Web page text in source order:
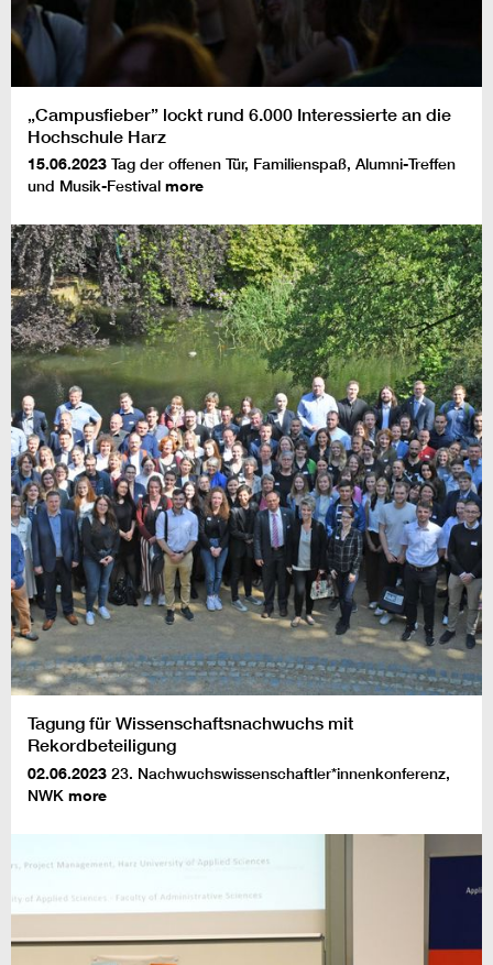
„Campusfieber” lockt rund 6.000 Interessierte an die
Hochschule Harz
15.06.2023 Tag der offenen Tür, Familienspaß, Alumni-Treffen
und Musik-Festival more
Tagung für Wissenschaftsnachwuchs mit
Rekordbeteiligung
02.06.2023 23. Nachwuchswissenschaftler*innenkonferenz,
NWK more